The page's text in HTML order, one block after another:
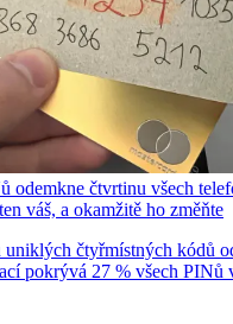
odemkne čtvrtinu všech
váš, a okamžitě ho změňte
čtyřmístných kódů
pokrývá 27 % všech PINů